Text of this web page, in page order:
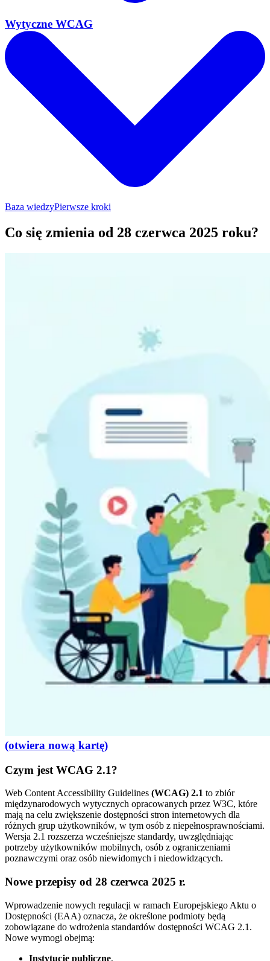
Wytyczne WCAG
Baza wiedzyPierwsze kroki
Co się zmienia od 28 czerwca 2025 roku?
(otwiera nową kartę)
Czym jest WCAG 2.1?
Web Content Accessibility Guidelines (WCAG) 2.1 to zbiór
międzynarodowych wytycznych opracowanych przez W3C, które
mają na celu zwiększenie dostępności stron internetowych dla
różnych grup użytkowników, w tym osób z niepełnosprawnościami.
Wersja 2.1 rozszerza wcześniejsze standardy, uwzględniając
potrzeby użytkowników mobilnych, osób z ograniczeniami
poznawczymi oraz osób niewidomych i niedowidzących.
Nowe przepisy od 28 czerwca 2025 r.
Wprowadzenie nowych regulacji w ramach Europejskiego Aktu o
Dostępności (EAA) oznacza, że określone podmioty będą
zobowiązane do wdrożenia standardów dostępności WCAG 2.1.
Nowe wymogi obejmą:
Instytucje publiczne,